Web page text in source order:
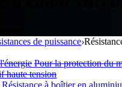
de puissance›
Pour la protection du
haute tension
Résistance à boîtier en